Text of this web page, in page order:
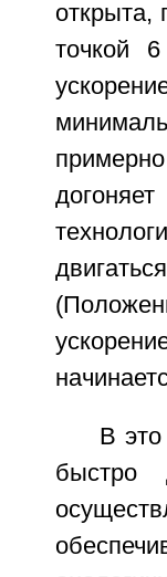
открыта,
точкой
В
быстро